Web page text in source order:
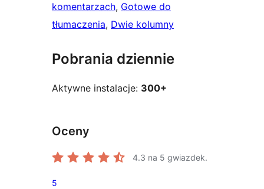
komentarzach, Gotowe do
tłumaczenia, Dwie kolumny
Pobrania dziennie
Aktywne instalacje: 300+
Oceny
4.3 na 5 gwiazdek.
5